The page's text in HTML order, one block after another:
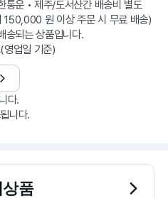
운 • 제주/도서산간 배송비 별도
150,000 원 이상 주문 시 무료 배송)
송되는 상품입니다.
업일 기준)
다.
니다.
품